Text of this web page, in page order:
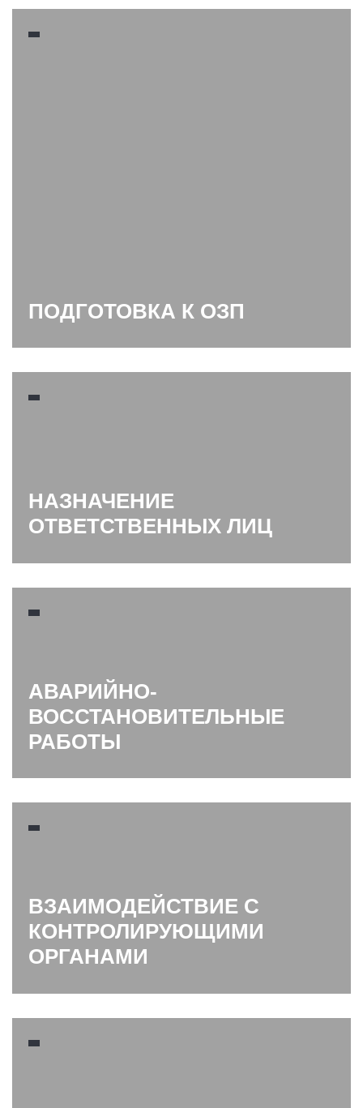
ПОДГОТОВКА К ОЗП
НАЗНАЧЕНИЕ
ОТВЕТСТВЕННЫХ ЛИЦ
АВАРИЙНО-
ВОССТАНОВИТЕЛЬНЫЕ
РАБОТЫ
ВЗАИМОДЕЙСТВИЕ С
КОНТРОЛИРУЮЩИМИ
ОРГАНАМИ